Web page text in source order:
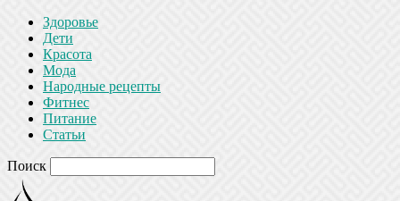
Здоровье
Дети
Красота
Мода
Народные рецепты
Фитнес
Питание
Статьи
Поиск